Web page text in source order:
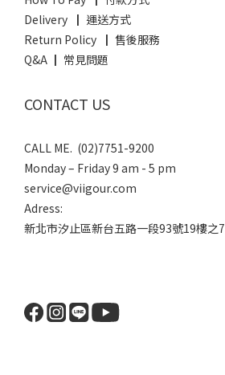
Delivery ┃ 運送方式
Return Policy ┃ 售後服務
Q&A ┃ 常見問題
CONTACT US
CALL ME. (02)7751-9200
Monday – Friday 9 am - 5 pm
service@viigour.com
Adress:
新北市汐止區新台五路一段93號19樓之7